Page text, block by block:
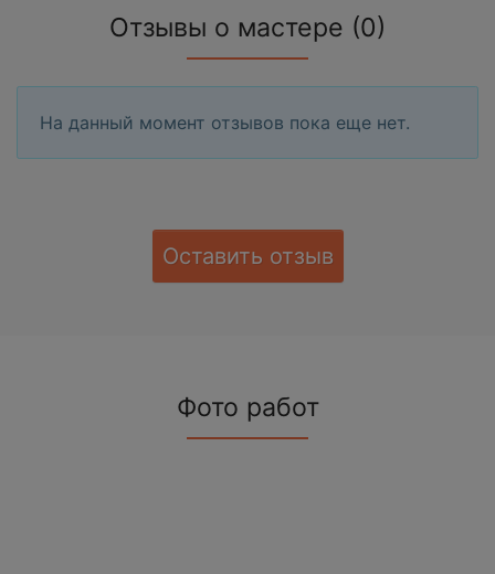
Отзывы о мастере (0)
На данный момент отзывов пока еще нет.
Оставить отзыв
Фото работ